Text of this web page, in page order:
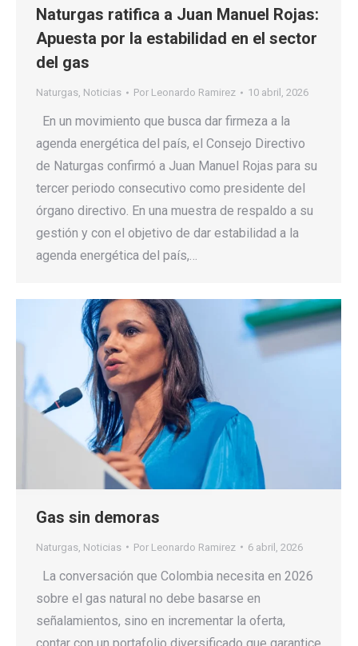
Naturgas ratifica a Juan Manuel Rojas:
Apuesta por la estabilidad en el sector
del gas
Naturgas, Noticias Por Leonardo Ramirez 10 abril, 2026
En un movimiento que busca dar firmeza a la
agenda energética del país, el Consejo Directivo
de Naturgas confirmó a Juan Manuel Rojas para su
tercer periodo consecutivo como presidente del
órgano directivo. En una muestra de respaldo a su
gestión y con el objetivo de dar estabilidad a la
agenda energética del país,…
Gas sin demoras
Naturgas Noticias Por Leonardo Ramirez 6 abril, 2026
La conversación que Colombia necesita en 2026
sobre el gas natural no debe basarse en
señalamientos, sino en incrementar la oferta,